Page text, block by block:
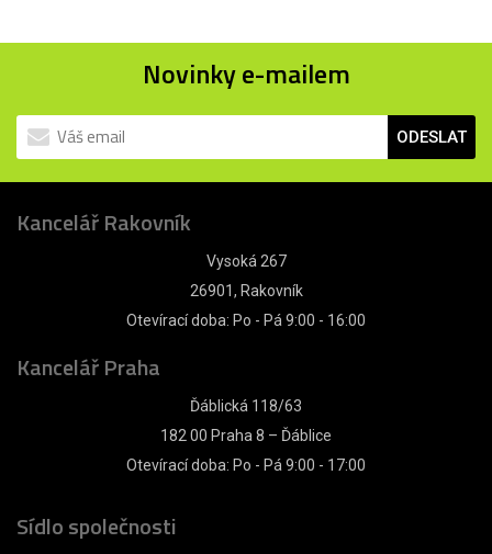
Novinky e-mailem
ODESLAT
Kancelář Rakovník
Vysoká 267
26901, Rakovník
Otevírací doba: Po - Pá 9:00 - 16:00
Kancelář Praha
Ďáblická 118/63
182 00 Praha 8 – Ďáblice
Otevírací doba: Po - Pá 9:00 - 17:00
Sídlo společnosti